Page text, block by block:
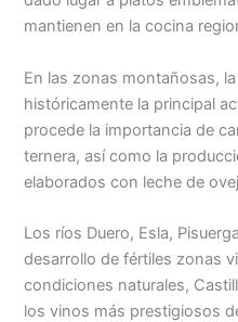
mantienen en la cocina
En las zonas montañosas,
históricamente la principal
procede la importancia de
ternera, así como la
elaborados con leche de
Los ríos Duero, Esla,
desarrollo de fértiles zonas
condiciones naturales,
los vinos más prestigiosos